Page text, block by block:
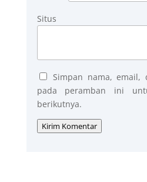
Situs
Simpan nama, email,
pada peramban ini
berikutnya.
Kirim Komentar